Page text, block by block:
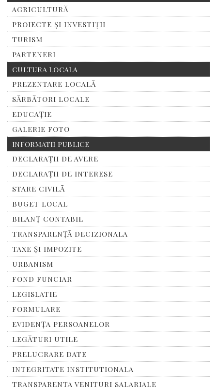
AGRICULTURĂ
PROIECTE ȘI INVESTIȚII
TURISM
PARTENERI
CULTURA LOCALA
PREZENTARE LOCALĂ
SĂRBĂTORI LOCALE
EDUCAȚIE
GALERIE FOTO
INFORMATII PUBLICE
DECLARAȚII DE AVERE
DECLARAȚII DE INTERESE
STARE CIVILĂ
BUGET LOCAL
BILANȚ CONTABIL
TRANSPARENȚĂ DECIZIONALA
TAXE ȘI IMPOZITE
URBANISM
FOND FUNCIAR
LEGISLATIE
FORMULARE
EVIDENȚA PERSOANELOR
LEGĂTURI UTILE
PRELUCRARE DATE
INTEGRITATE INSTITUTIONALA
TRANSPARENTA VENITURI SALARIALE